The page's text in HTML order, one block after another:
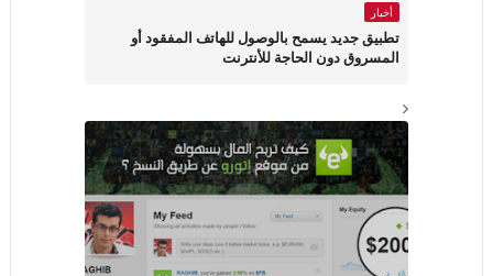
أخبار
تطبيق جديد يسمح بالوصول للهاتف المفقود أو
المسروق دون الحاجة للأنترنت